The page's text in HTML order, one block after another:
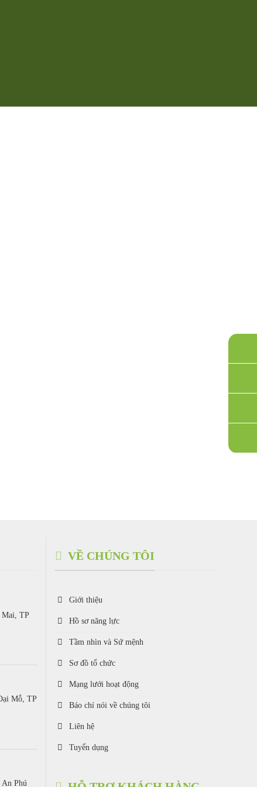
TP
Mỗ, TP
Phú
VỀ CHÚNG TÔI
Giới thiệu
Hồ sơ năng lực
Tầm nhìn và Sứ mệnh
Sơ đồ tổ chức
Mạng lưới hoạt động
Báo chí nói về chúng tôi
Liên hệ
Tuyển dụng